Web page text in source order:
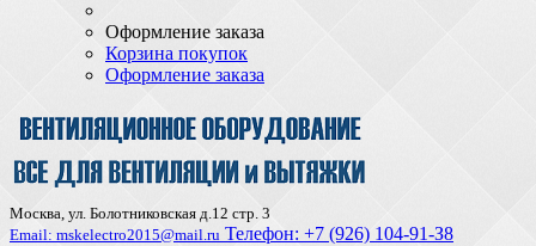
Оформление заказа
Корзина покупок
Оформление заказа
Москва, ул. Болотниковская д.12 стр. 3
Email: mskelectro2015@mail.ru Телефон: +7 (926) 104-91-З8